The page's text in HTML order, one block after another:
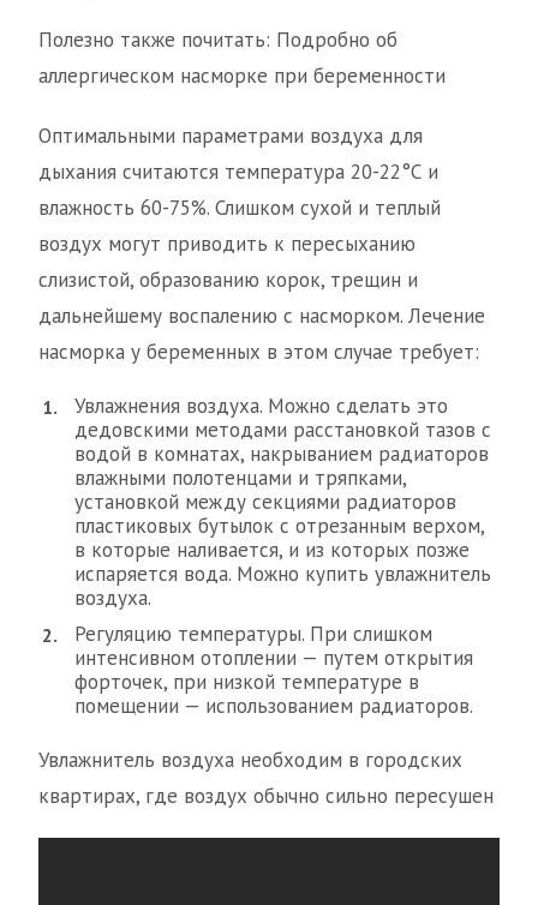
Полезно также почитать: Подробно об
аллергическом насморке при беременности
Оптимальными параметрами воздуха для
дыхания считаются температура 20-22°С и
влажность 60-75%. Слишком сухой и теплый
воздух могут приводить к пересыханию
слизистой, образованию корок, трещин и
дальнейшему воспалению с насморком. Лечение
насморка у беременных в этом случае требует:
Увлажнения воздуха. Можно сделать это
дедовскими методами расстановкой тазов с
водой в комнатах, накрыванием радиаторов
влажными полотенцами и тряпками,
установкой между секциями радиаторов
пластиковых бутылок с отрезанным верхом,
в которые наливается, и из которых позже
испаряется вода. Можно купить увлажнитель
воздуха.
Регуляцию температуры. При слишком
интенсивном отоплении — путем открытия
форточек, при низкой температуре в
помещении — использованием радиаторов.
Увлажнитель воздуха необходим в городских
квартирах, где воздух обычно сильно пересушен